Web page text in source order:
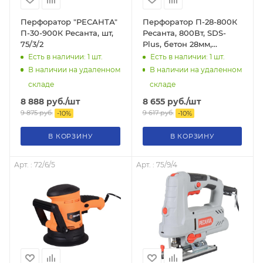
Перфоратор "РЕСАНТА"
П-30-900К Ресанта, шт,
75/3/2
Есть в наличии: 1 шт.
В наличии на удаленном
складе
8 888 руб./шт
9 875руб. -10%
В КОРЗИНУ
Перфоратор П-28-800К
Ресанта, 800Вт, SDS-
Plus, бетон 28мм,
1100об/мин, 5200 уд/
мин, 3.4Дж, 3кг, в кейсе,
Есть в наличии: 1 шт.
В наличии на удаленном
складе
8 655руб./шт
9 617руб. -10%
В КОРЗИНУ
Арт. : 72/6/5 Арт. : 75/9/4